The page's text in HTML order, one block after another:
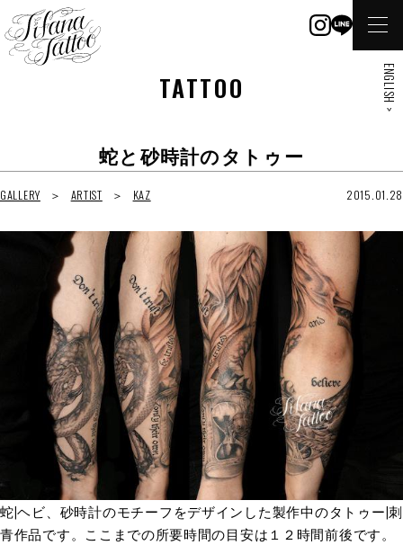
TATTOO
蛇と砂時計のタトゥー
GALLERY ARTIST KAZ 2015.01.28
蛇|ヘビ、砂時計のモチーフをデザインした製作中のタトゥー|刺
青作品です。ここまでの所要時間の目安は１２時間前後です。
ENGLISH >